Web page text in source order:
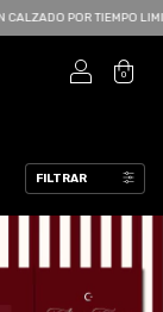
CALZADO POR TIEMPO
0
FILTRAR